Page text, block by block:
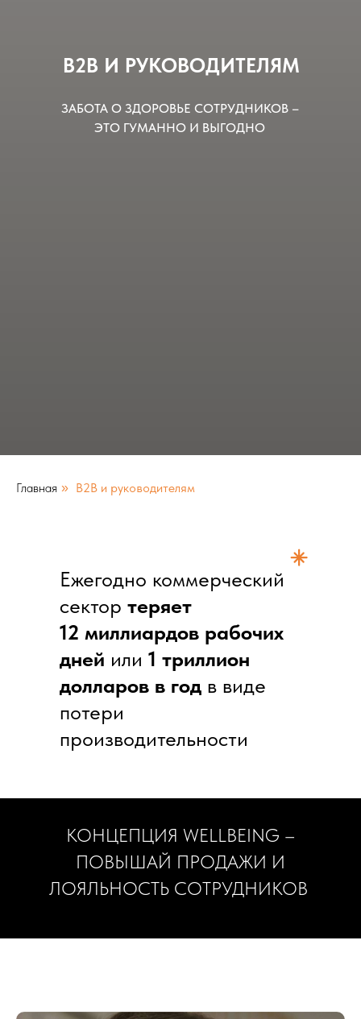
B2B И РУКОВОДИТЕЛЯМ
ЗАБОТА О ЗДОРОВЬЕ СОТРУДНИКОВ –
ЭТО ГУМАННО И ВЫГОДНО
Главная » B2B и руководителям
Ежегодно коммерческий
сектор теряет
12 миллиардов рабочих
дней или 1 триллион
долларов в год в виде
потери
производительности
КОНЦЕПЦИЯ WELLBEING –
ПОВЫШАЙ ПРОДАЖИ И
ЛОЯЛЬНОСТЬ СОТРУДНИКОВ